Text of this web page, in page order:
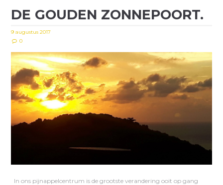
DE GOUDEN ZONNEPOORT.
9 augustus 2017
0
In ons pijnappelcentrum is de grootste verandering ooit op gang